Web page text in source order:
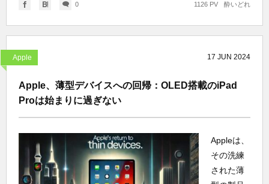
0 酔いどれ
1126 PV
Apple 17 JUN 2024
Apple、薄型デバイスへの回帰：OLED搭載のiPad
Proは始まりに過ぎない
Appleは、
その洗練
された薄